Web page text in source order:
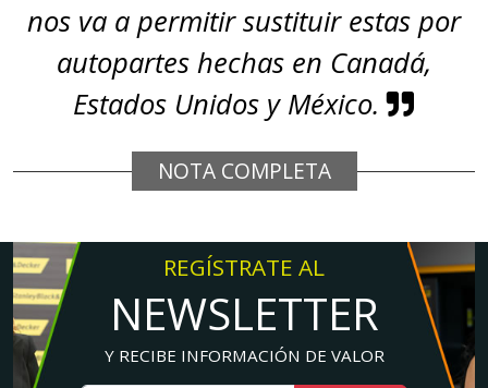
nos va a permitir sustituir estas por
autopartes hechas en Canadá,
Estados Unidos y México.
NOTA COMPLETA
REGÍSTRATE AL
NEWSLETTER
Y RECIBE INFORMACIÓN DE VALOR